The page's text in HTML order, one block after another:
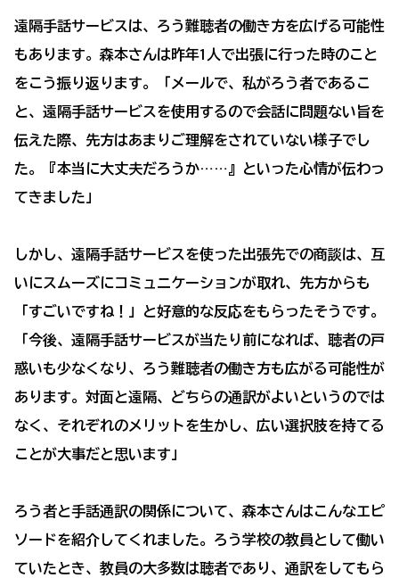
遠隔手話サービスは、ろう難聴者の働き方を広げる可能性
もあります。森本さんは昨年1人で出張に行った時のこと
をこう振り返ります。「メールで、私がろう者であるこ
と、遠隔手話サービスを使用するので会話に問題ない旨を
伝えた際、先方はあまりご理解をされていない様子でし
た。『本当に大丈夫だろうか……』といった心情が伝わっ
てきました」
しかし、遠隔手話サービスを使った出張先での商談は、互
いにスムーズにコミュニケーションが取れ、先方からも
「すごいですね！」と好意的な反応をもらったそうです。
「今後、遠隔手話サービスが当たり前になれば、聴者の戸
惑いも少なくなり、ろう難聴者の働き方も広がる可能性が
あります。対面と遠隔、どちらの通訳がよいというのでは
なく、それぞれのメリットを生かし、広い選択肢を持てる
ことが大事だと思います」
ろう者と手話通訳の関係について、森本さんはこんなエピ
ソードを紹介してくれました。ろう学校の教員として働い
ていたとき、教員の大多数は聴者であり、通訳をしてもら